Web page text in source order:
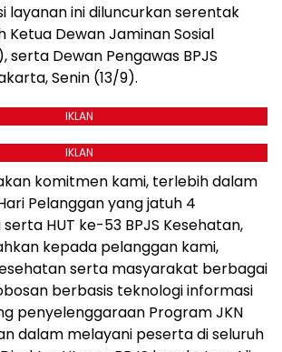
layanan ini diluncurkan serentak
Ketua Dewan Jaminan Sosial
serta Dewan Pengawas BPJS
Senin (13/9).
IKLAN
IKLAN
komitmen kami, terlebih dalam
Pelanggan yang jatuh 4
HUT ke-53 BPJS Kesehatan,
kepada pelanggan kami,
serta masyarakat berbagai
berbasis teknologi informasi
penyelenggaraan Program JKN
dalam melayani peserta di seluruh